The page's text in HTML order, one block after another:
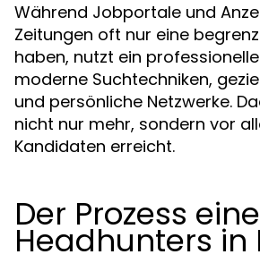
Während Jobportale und
Zeitungen oft nur eine
haben, nutzt ein
moderne Suchtechniken,
und persönliche Netzwerke.
nicht nur mehr, sondern vor
Kandidaten erreicht.
Der Prozess
Headhunters in